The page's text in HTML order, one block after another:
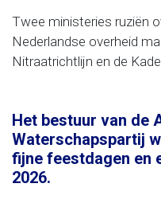
Twee ministeries ruziën
Nederlandse overheid
Nitraatrichtlijn en de
Het bestuur van de
Waterschapspartij
fijne feestdagen en
2026.